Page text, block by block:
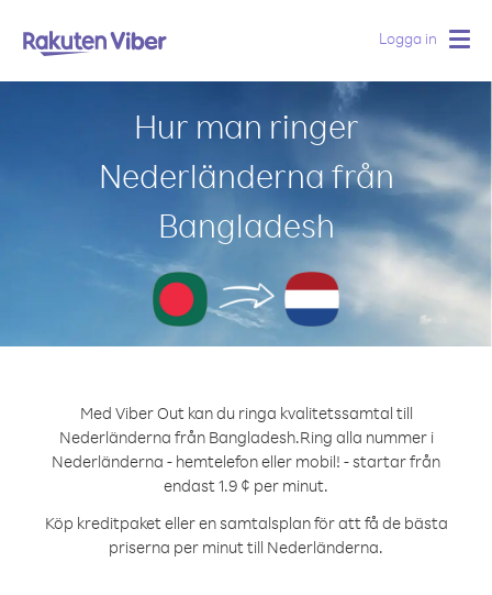
Logga in
Hur man ringer
Nederländerna från
Bangladesh
Med Viber Out kan du ringa kvalitetssamtal till
Nederländerna från Bangladesh.Ring alla nummer i
Nederländerna - hemtelefon eller mobil! - startar från
endast 1.9 ¢ per minut.
Köp kreditpaket eller en samtalsplan för att få de bästa
priserna per minut till Nederländerna.